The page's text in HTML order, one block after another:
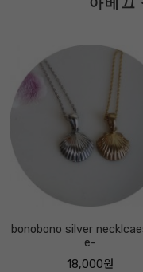
bonobono silver
e-
18,000원